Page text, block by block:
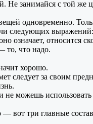
Не занимайся с той же
одновременно.
следующих выражений:
означает, относится
то, что надо.
хорошо.
следует за своим
не можешь
— вот три главные